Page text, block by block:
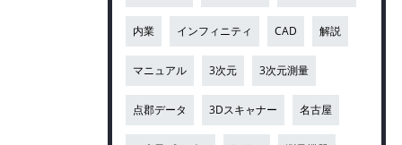
内業 インフィニティ CAD 解説
マニュアル 3次元 3次元測量
点郡データ 3Dスキャナー 名古屋